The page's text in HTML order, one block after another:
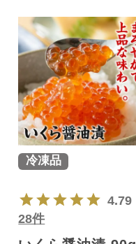
冷凍品
4.79
28件